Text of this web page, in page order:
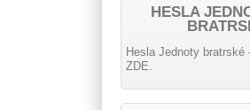
HESLA
Hesla Jednoty bratrské
ZDE.